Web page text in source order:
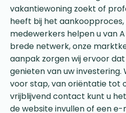
vakantiewoning zoekt of
heeft bij het
medewerkers helpen u van
brede netwerk, onze
aanpak zorgen wij ervoor
genieten van uw investering.
voor stap, van oriëntatie tot
vrijblijvend contact kunt u het
de website invullen of een